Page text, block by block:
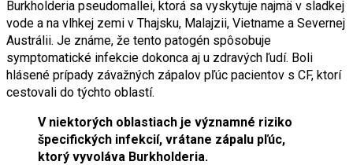
Burkholderia pseudomallei, ktorá sa vyskytuje najmä v sladkej
vode a na vlhkej zemi v Thajsku, Malajzii, Vietname a Severnej
Austrálii. Je známe, že tento patogén spôsobuje
symptomatické infekcie dokonca aj u zdravých ľudí. Boli
hlásené prípady závažných zápalov pľúc pacientov s CF, ktorí
cestovali do týchto oblastí.
V niektorých oblastiach je významné riziko
špecifických infekcií, vrátane zápalu pľúc,
ktorý vyvoláva Burkholderia.